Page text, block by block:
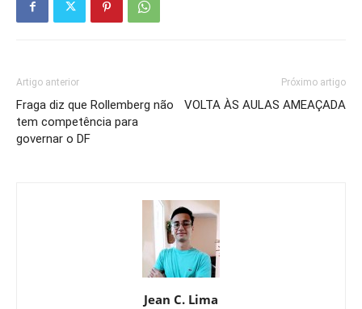
Artigo anterior
Fraga diz que Rollemberg não
tem competência para
governar o DF
Próximo artigo
VOLTA ÀS AULAS AMEAÇADA
Jean C. Lima